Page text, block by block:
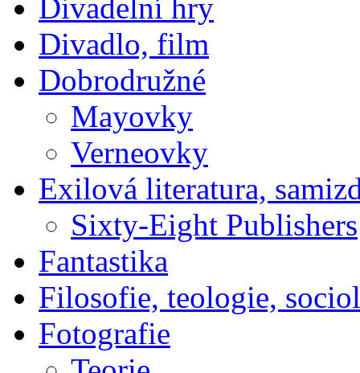
Divadelní hry
Divadlo, film
Dobrodružné
Mayovky
Verneovky
Exilová literatura,
Sixty-Eight Publishers
Fantastika
Filosofie, teologie,
Fotografie